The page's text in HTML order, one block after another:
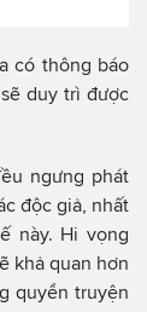
có thông báo
duy trì được
ngưng phát
độc giả, nhất
này. Hi vọng
khả quan hơn
quyển truyện